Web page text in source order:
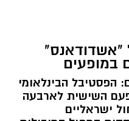
"אשדודאנס"
הפסטיבל הבינלאומי
השישית לארבעה
ישראליים